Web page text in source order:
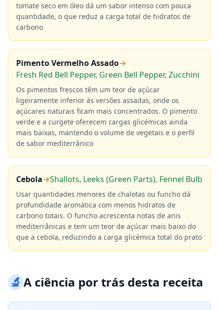
tomate seco em óleo dá um sabor intenso com pouca
quantidade, o que reduz a carga total de hidratos de
carbono
Pimento Vermelho Assado→
Fresh Red Bell Pepper, Green Bell Pepper, Zucchini
Os pimentos frescos têm um teor de açúcar
ligeiramente inferior às versões assadas, onde os
açúcares naturais ficam mais concentrados. O pimento
verde e a curgete oferecem cargas glicémicas ainda
mais baixas, mantendo o volume de vegetais e o perfil
de sabor mediterrânico
Cebola→Shallots, Leeks (Green Parts), Fennel Bulb
Usar quantidades menores de chalotas ou funcho dá
profundidade aromática com menos hidratos de
carbono totais. O funcho acrescenta notas de anis
mediterrânicas e tem um teor de açúcar mais baixo do
que a cebola, reduzindo a carga glicémica total do prato
🔬A ciência por trás desta receita